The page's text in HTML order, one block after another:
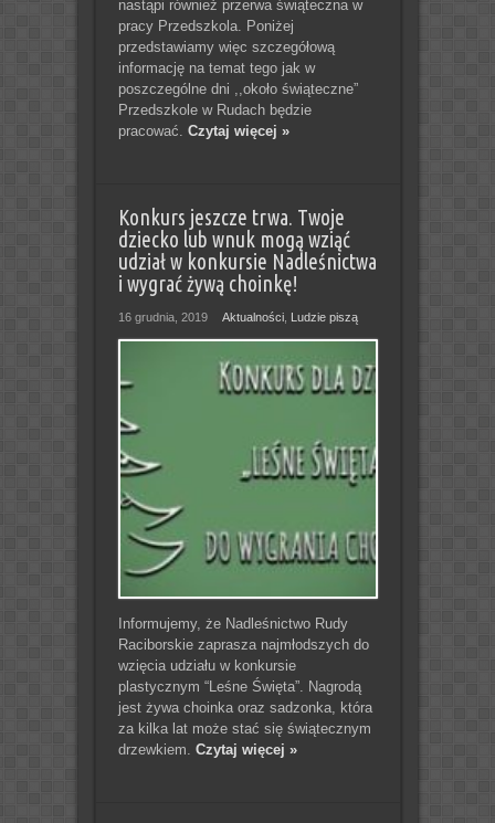
nastąpi również przerwa świąteczna w
pracy Przedszkola. Poniżej
przedstawiamy więc szczegółową
informację na temat tego jak w
poszczególne dni ,,około świąteczne”
Przedszkole w Rudach będzie
pracować. Czytaj więcej »
Konkurs jeszcze trwa. Twoje
dziecko lub wnuk mogą wziąć
udział w konkursie Nadleśnictwa
i wygrać żywą choinkę!
16 grudnia, 2019 Aktualności, Ludzie piszą
Informujemy, że Nadleśnictwo Rudy
Raciborskie zaprasza najmłodszych do
wzięcia udziału w konkursie
plastycznym “Leśne Święta”. Nagrodą
jest żywa choinka oraz sadzonka, która
za kilka lat może stać się świątecznym
drzewkiem. Czytaj więcej »